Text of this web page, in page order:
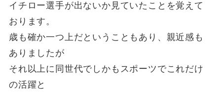
イチロー選手が出ないか見ていたことを覚えて
おります。
歳も確か一つ上だということもあり、親近感も
ありましたが
それ以上に同世代でしかもスポーツでこれだけ
の活躍と